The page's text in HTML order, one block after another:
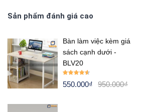
Sản phẩm đánh giá cao
Bàn làm việc kèm giá
sách cạnh dưới -
BLV20
Rated 4.50
950.000₫
550.000₫